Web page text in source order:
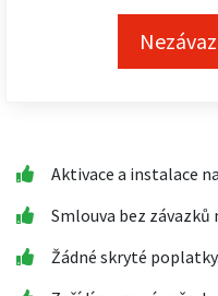
Aktivace a instalace
Smlouva bez závazků
Žádné skryté poplatky.